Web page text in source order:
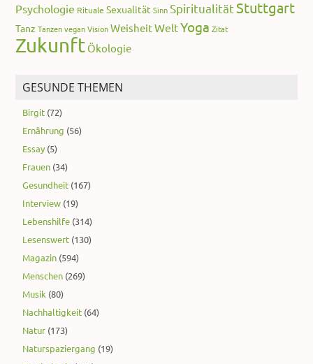
Psychologie Rituale Sexualität Sinn SpiritualitätStuttgart
Tanz Tanzen vegan Vision WeisheitWeltYoga Zitat
Zukunft Ökologie
GESUNDE THEMEN
Birgit (72)
Ernährung (56)
Essay (5)
Frauen (34)
Gesundheit (167)
Interview (19)
Lebenshilfe (314)
Lesenswert (130)
Magazin (594)
Menschen (269)
Musik (80)
Nachhaltigkeit (64)
Natur (173)
Naturspaziergang (19)